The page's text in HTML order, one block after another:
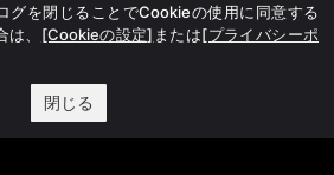
グを閉じることでCookieの使用に同意する
、 [Cookieの設定] または[プライバシーポ
閉じる